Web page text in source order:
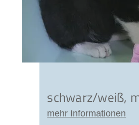
schwarz/weiß,
mehr Informationen